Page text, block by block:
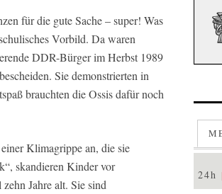
für die gute Sache – super! Was
Vorbild. Da waren
DDR-Bürger im Herbst 1989
Sie demonstrierten in
brauchten die Ossis dafür noch
Klimagrippe an, die sie
skandieren Kinder vor
Jahre alt. Sie sind
24h